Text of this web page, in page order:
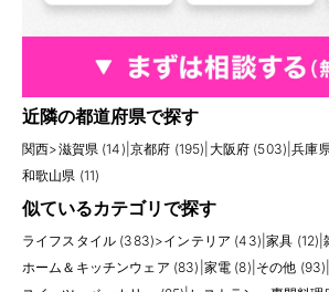
近隣の都道府県で探す
関西>滋賀県 (14) 京都府 (195) 大阪府 (503) |兵庫
和歌山県 (11)
似ているカテゴリで探す
ライフスタイル (383)>インテリア (43) |家具 (12) |
ホーム＆キッチンウェア (83) 家電 (8) その他 (93)